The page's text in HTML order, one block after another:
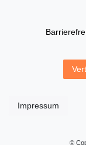
Impressum
©